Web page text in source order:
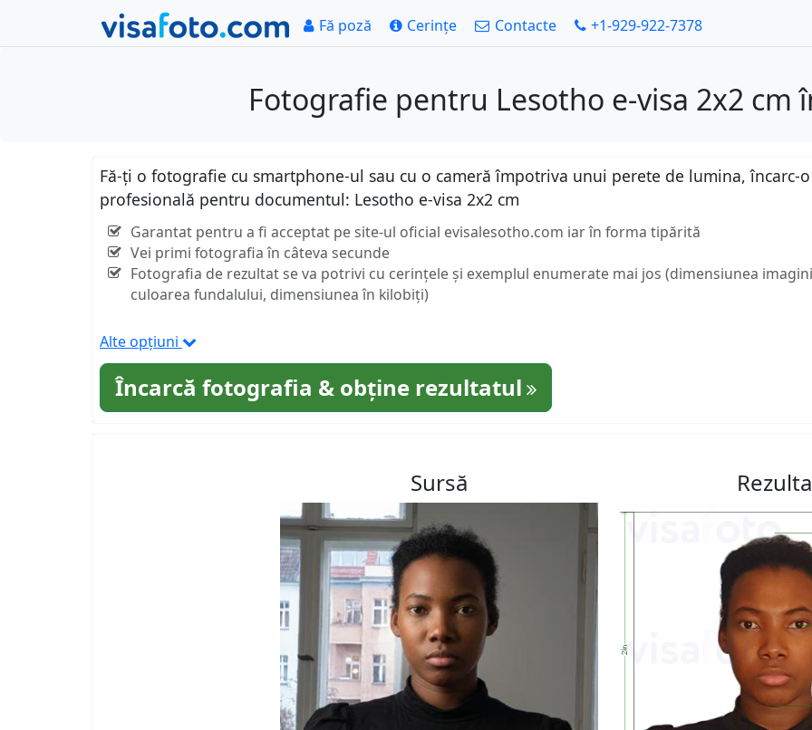
Fă poză Cerințe Contacte +1-929-922-7378
Fotografie pentru Lesotho e-visa 2x2 cm
Fă-ți o fotografie cu smartphone-ul sau cu o cameră împotriva unui perete de lumina,
profesională pentru documentul: Lesotho e-visa 2x2 cm
Garantat pentru a fi acceptat pe site-ul oficial evisalesotho.com iar în forma tipărită
Vei primi fotografia în câteva secunde
Fotografia de rezultat se va potrivi cu cerințele și exemplul enumerate mai jos (dimensiunea
culoarea fundalului, dimensiunea în kilobiți)
Alte opțiuni
Încarcă fotografia & obține rezultatul
Sursă